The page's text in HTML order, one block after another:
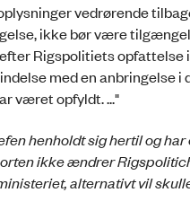
vedrørende
ikke bør være
Rigspolitiets
med en anbringelse i
været opfyldt. ..."
henholdt sig hertil og
ikke ændrer
alternativt vil